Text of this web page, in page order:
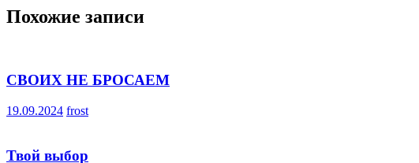
записям
Похожие записи
СВОИХ НЕ БРОСАЕМ
19.09.2024 frost
Твой выбор